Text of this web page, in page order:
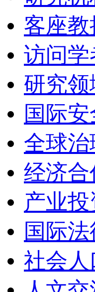
客座教
访问学
研究领
国际安
全球治
经济合
产业投
国际法
社会人